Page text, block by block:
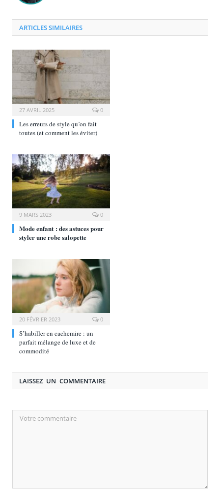
ARTICLES SIMILAIRES
27 AVRIL 2025 0
Les erreurs de style qu’on fait
toutes (et comment les éviter)
9 MARS 2023 0
Mode enfant : des astuces pour
styler une robe salopette
20 FÉVRIER 2023 0
S’habiller en cachemire : un
parfait mélange de luxe et de
commodité
LAISSEZ UN COMMENTAIRE